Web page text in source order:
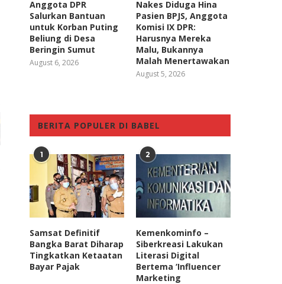
Anggota DPR
Salurkan Bantuan
untuk Korban Puting
Beliung di Desa
Beringin Sumut
August 6, 2026
Nakes Diduga Hina
Pasien BPJS, Anggota
Komisi IX DPR:
Harusnya Mereka
Malu, Bukannya
Malah Menertawakan
August 5, 2026
BERITA POPULER DI BABEL
1
Samsat Definitif
Bangka Barat Diharap
Tingkatkan Ketaatan
Bayar Pajak
2
Kemenkominfo –
Siberkreasi Lakukan
Literasi Digital
Bertema ‘Influencer
Marketing